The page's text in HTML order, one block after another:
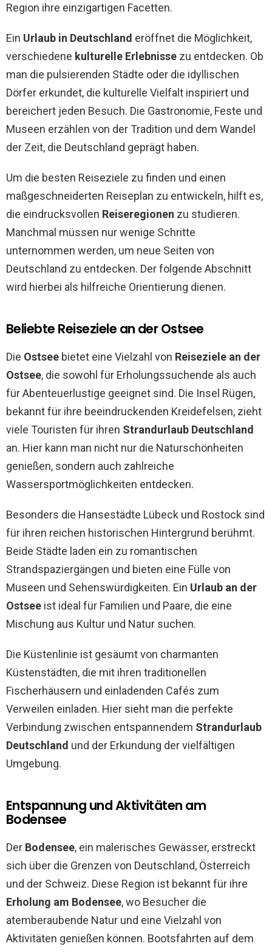
Region ihre einzigartigen Facetten.
Ein Urlaub in Deutschland eröffnet die Möglichkeit,
verschiedene kulturelle Erlebnisse zu entdecken. Ob
man die pulsierenden Städte oder die idyllischen
Dörfer erkundet, die kulturelle Vielfalt inspiriert und
bereichert jeden Besuch. Die Gastronomie, Feste und
Museen erzählen von der Tradition und dem Wandel
der Zeit, die Deutschland geprägt haben.
Um die besten Reiseziele zu finden und einen
maßgeschneiderten Reiseplan zu entwickeln, hilft es,
die eindrucksvollen Reiseregionen zu studieren.
Manchmal müssen nur wenige Schritte
unternommen werden, um neue Seiten von
Deutschland zu entdecken. Der folgende Abschnitt
wird hierbei als hilfreiche Orientierung dienen.
Beliebte Reiseziele an der Ostsee
Die Ostsee bietet eine Vielzahl von Reiseziele an der
Ostsee, die sowohl für Erholungssuchende als auch
für Abenteuerlustige geeignet sind. Die Insel Rügen,
bekannt für ihre beeindruckenden Kreidefelsen, zieht
viele Touristen für ihren Strandurlaub Deutschland
an. Hier kann man nicht nur die Naturschönheiten
genießen, sondern auch zahlreiche
Wassersportmöglichkeiten entdecken.
Besonders die Hansestädte Lübeck und Rostock sind
für ihren reichen historischen Hintergrund berühmt.
Beide Städte laden ein zu romantischen
Strandspaziergängen und bieten eine Fülle von
Museen und Sehenswürdigkeiten. Ein Urlaub an der
Ostsee ist ideal für Familien und Paare, die eine
Mischung aus Kultur und Natur suchen.
Die Küstenlinie ist gesäumt von charmanten
Küstenstädten, die mit ihren traditionellen
Fischerhäusern und einladenden Cafés zum
Verweilen einladen. Hier sieht man die perfekte
Verbindung zwischen entspannendem Strandurlaub
Deutschland und der Erkundung der vielfältigen
Umgebung.
Entspannung und Aktivitäten am
Bodensee
Der Bodensee, ein malerisches Gewässer, erstreckt
sich über die Grenzen von Deutschland, Österreich
und der Schweiz. Diese Region ist bekannt für ihre
Erholung am Bodensee, wo Besucher die
atemberaubende Natur und eine Vielzahl von
Aktivitäten genießen können. Bootsfahrten auf dem